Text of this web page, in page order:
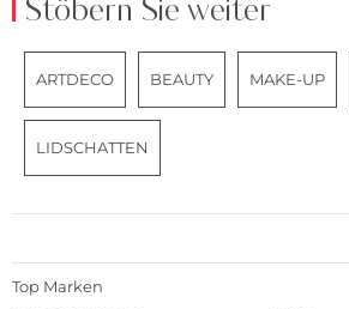
Stöbern Sie weiter
ARTDECO BEAUTY MAKE-UP
LIDSCHATTEN
Top Marken